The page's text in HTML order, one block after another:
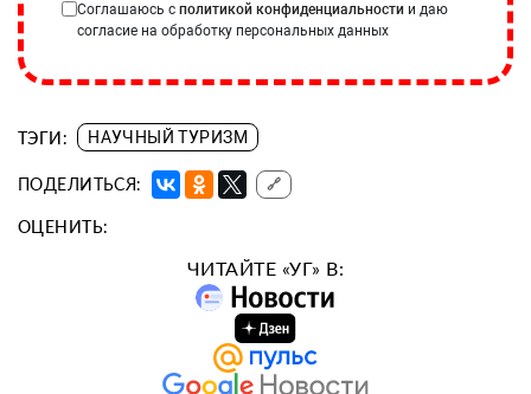
Соглашаюсь с политикой конфиденциальности и даю
согласие на обработку персональных данных
ТЭГИ: НАУЧНЫЙ ТУРИЗМ
ПОДЕЛИТЬСЯ: 🔗
ОЦЕНИТЬ:
ЧИТАЙТЕ «УГ» В: